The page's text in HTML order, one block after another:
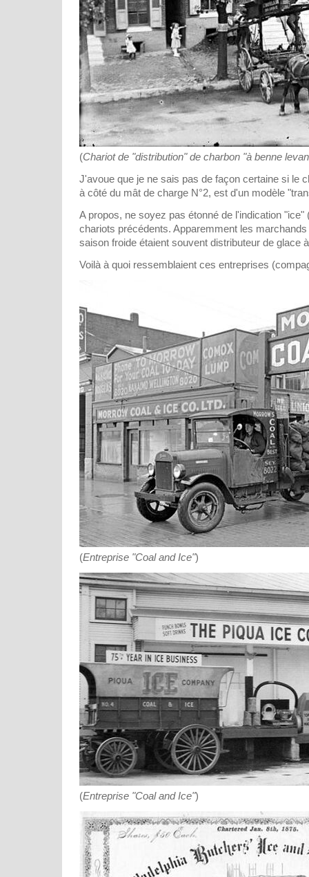
(Chariot de "distribution" de charbon "à benne
J'avoue que je ne sais pas de façon certaine si le
à côté du mât de charge N°2, est d'un modèle
A propos, ne soyez pas étonné de l'indication "ice"
chariots précédents. Apparemment les
saison froide étaient souvent distributeur de glace
Voilà à quoi ressemblaient ces entreprises
(Entreprise "Coal and Ice")
(Entreprise "Coal and Ice")